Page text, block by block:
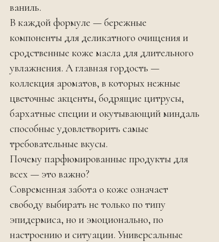
ваниль.
В каждой формуле — бережные
компоненты для деликатного очищения и
сродственные коже масла для длительного
увлажнения. А главная гордость —
коллекция ароматов, в которых нежные
цветочные акценты, бодрящие цитрусы,
бархатные специи и окутывающий миндаль
способные удовлетворить самые
требовательные вкусы.
Почему парфюмированные продукты для
всех — это важно?
Современная забота о коже означает
свободу выбирать не только по типу
эпидермиса, но и эмоционально, по
настроению и ситуации. Универсальные